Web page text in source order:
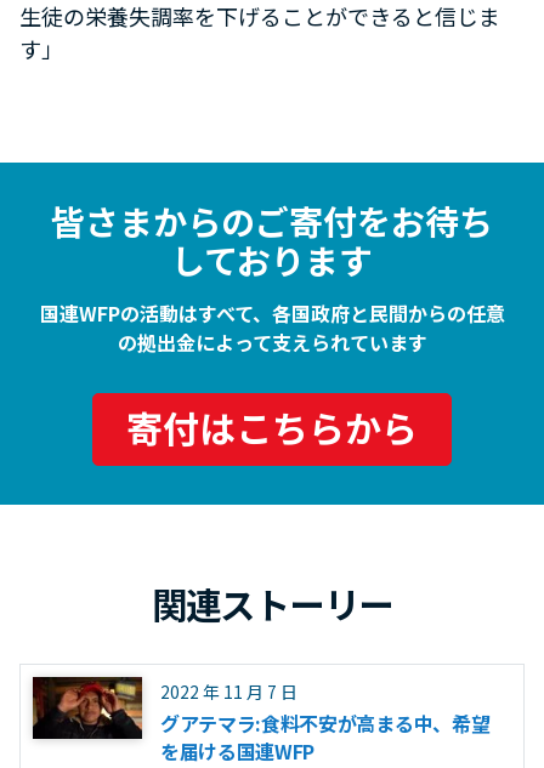
生徒の栄養失調率を下げることができると信じま
す」
皆さまからのご寄付をお待ち
しております
国連WFPの活動はすべて、各国政府と民間からの任意
の拠出金によって支えられています
寄付はこちらから
関連ストーリー
2022 年 11 月 7 日
グアテマラ:食料不安が高まる中、希望
を届ける国連WFP